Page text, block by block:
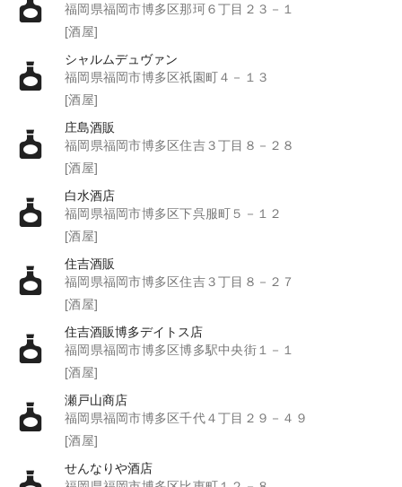
福岡県福岡市博多区那珂６丁目２３－１
[酒屋]
シャルムデュヴァン
福岡県福岡市博多区祇園町４－１３
[酒屋]
庄島酒販
福岡県福岡市博多区住吉３丁目８－２８
[酒屋]
白水酒店
福岡県福岡市博多区下呉服町５－１２
[酒屋]
住吉酒販
福岡県福岡市博多区住吉３丁目８－２７
[酒屋]
住吉酒販博多デイトス店
福岡県福岡市博多区博多駅中央街１－１
[酒屋]
瀬戸山商店
福岡県福岡市博多区千代４丁目２９－４９
[酒屋]
せんなりや酒店